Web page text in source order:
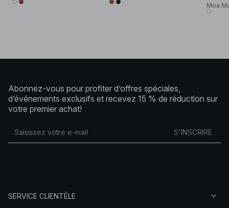
Moa
Abonnez-vous pour profiter d’offres spéciales,
d’événements exclusifs et recevez 15 % de réduction sur
votre premier achat!
S'INSCRIRE
SERVICE CLIENTÈLE